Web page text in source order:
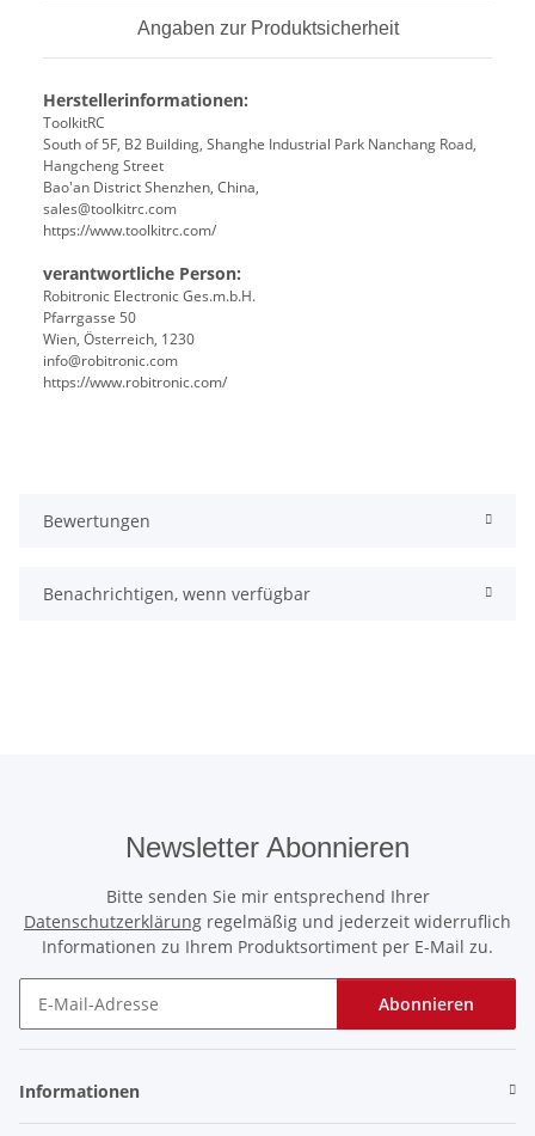
Angaben zur Produktsicherheit
Herstellerinformationen:
ToolkitRC
South of 5F, B2 Building, Shanghe Industrial Park Nanchang Road,
Hangcheng Street
Bao'an District Shenzhen, China,
sales@toolkitrc.com
https://www.toolkitrc.com/
verantwortliche Person:
Robitronic Electronic Ges.m.b.H.
Pfarrgasse 50
Wien, Österreich, 1230
info@robitronic.com
https://www.robitronic.com/
Bewertungen
Benachrichtigen, wenn verfügbar
Newsletter Abonnieren
Bitte senden Sie mir entsprechend Ihrer
Datenschutzerklärung regelmäßig und jederzeit widerruflich
Informationen zu Ihrem Produktsortiment per E-Mail zu.
Abonnieren
Informationen